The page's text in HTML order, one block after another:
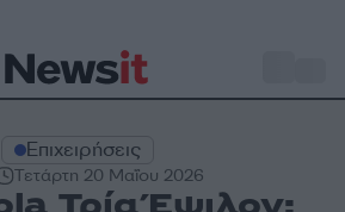
Επιχειρήσεις
Τετάρτη 20 Μαΐου 2026